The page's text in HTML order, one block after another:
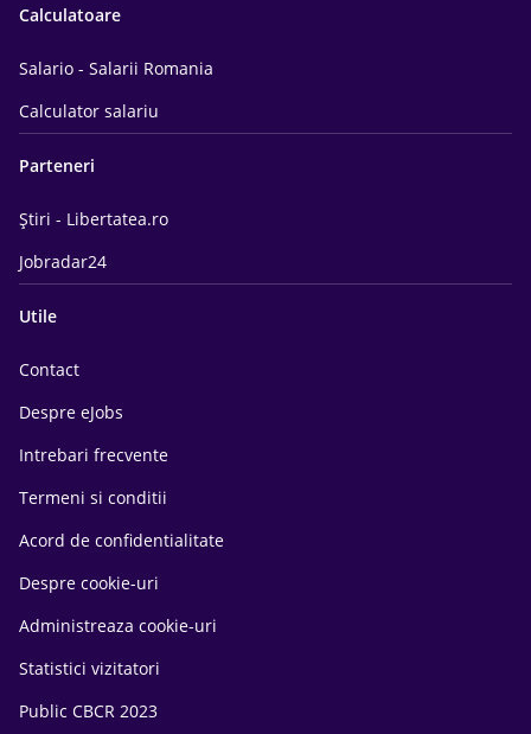
Calculatoare
Salario - Salarii Romania
Calculator salariu
Parteneri
Știri - Libertatea.ro
Jobradar24
Utile
Contact
Despre eJobs
Intrebari frecvente
Termeni si conditii
Acord de confidentialitate
Despre cookie-uri
Administreaza cookie-uri
Statistici vizitatori
Public CBCR 2023